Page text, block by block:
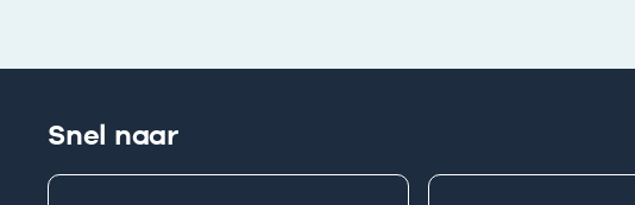
Snel naar